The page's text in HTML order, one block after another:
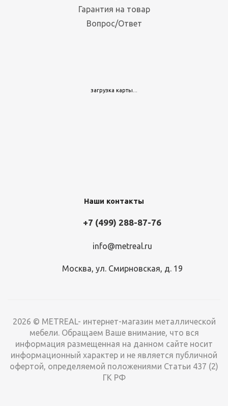
Гарантия на товар
Вопрос/Ответ
загрузка карты...
Наши контакты
+7 (499) 288-87-76
info@metreal.ru
Москва, ул. Смирновская, д. 19
2026 © METREAL- интернет-магазин металлической
мебели. Обращаем Ваше внимание, что вся
информация размещенная на данном сайте носит
информационный характер и не является публичной
офертой, определяемой положениями Статьи 437 (2)
ГК РФ